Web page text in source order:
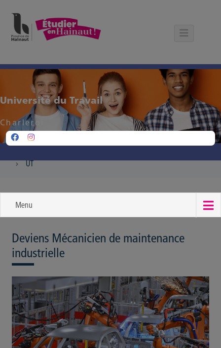
Université du Travail
Charleroi
UT
Menu
Deviens Mécanicien de maintenance
industrielle